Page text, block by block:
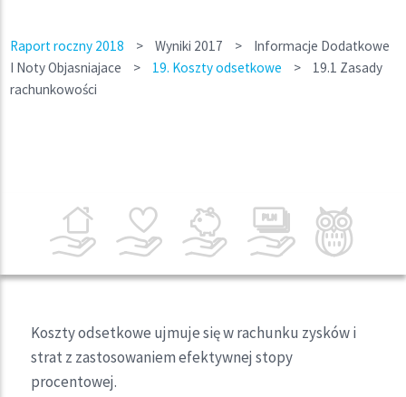
Raport roczny 2018 > Wyniki 2017 >
Informacje Dodatkowe
I Noty Objasniajace
> 19. Koszty odsetkowe >
19.1 Zasady
rachunkowości
Koszty odsetkowe ujmuje się w rachunku zysków i
strat z zastosowaniem efektywnej stopy
procentowej.